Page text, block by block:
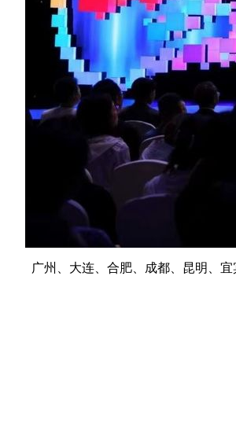
广州、大连、合肥、成都、昆明、宜